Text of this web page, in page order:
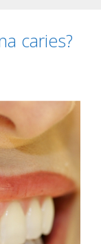
caries?